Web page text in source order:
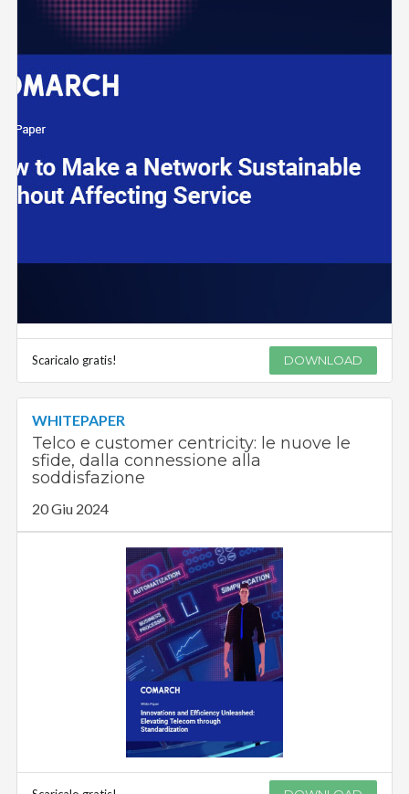
Scaricalo gratis! DOWNLOAD
WHITEPAPER
Telco e customer centricity: le nuove le
sfide, dalla connessione alla
soddisfazione
20 Giu 2024